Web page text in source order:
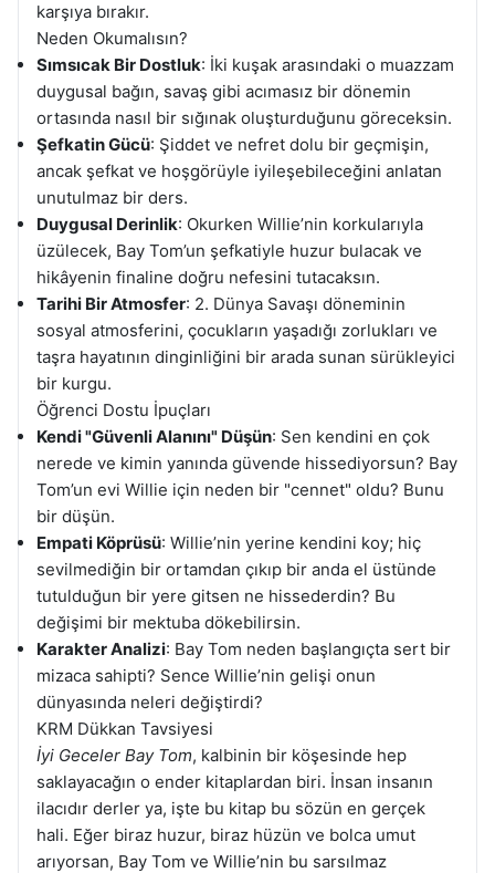
karşıya bırakır.
Neden Okumalısın?
Sımsıcak Bir Dostluk: İki kuşak arasındaki o muazzam
duygusal bağın, savaş gibi acımasız bir dönemin
ortasında nasıl bir sığınak oluşturduğunu göreceksin.
Şefkatin Gücü: Şiddet ve nefret dolu bir geçmişin,
ancak şefkat ve hoşgörüyle iyileşebileceğini anlatan
unutulmaz bir ders.
Duygusal Derinlik: Okurken Willie’nin korkularıyla
üzülecek, Bay Tom’un şefkatiyle huzur bulacak ve
hikâyenin finaline doğru nefesini tutacaksın.
Tarihi Bir Atmosfer: 2. Dünya Savaşı döneminin
sosyal atmosferini, çocukların yaşadığı zorlukları ve
taşra hayatının dinginliğini bir arada sunan sürükleyici
bir kurgu.
Öğrenci Dostu İpuçları
Kendi "Güvenli Alanını" Düşün: Sen kendini en çok
nerede ve kimin yanında güvende hissediyorsun? Bay
Tom’un evi Willie için neden bir "cennet" oldu? Bunu
bir düşün.
Empati Köprüsü: Willie’nin yerine kendini koy; hiç
sevilmediğin bir ortamdan çıkıp bir anda el üstünde
tutulduğun bir yere gitsen ne hissederdin? Bu
değişimi bir mektuba dökebilirsin.
Karakter Analizi: Bay Tom neden başlangıçta sert bir
mizaca sahipti? Sence Willie’nin gelişi onun
dünyasında neleri değiştirdi?
KRM Dükkan Tavsiyesi
İyi Geceler Bay Tom, kalbinin bir köşesinde hep
saklayacağın o ender kitaplardan biri. İnsan insanın
ilacıdır derler ya, işte bu kitap bu sözün en gerçek
hali. Eğer biraz huzur, biraz hüzün ve bolca umut
arıyorsan, Bay Tom ve Willie’nin bu sarsılmaz